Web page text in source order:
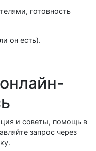
готовность
он есть).
и советы, помощь в
запрос через